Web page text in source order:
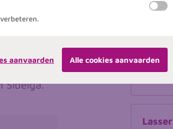
Wij
van
Sibelga.
Bestel
uit aan
aanvaarden Alle cookies aanvaarden